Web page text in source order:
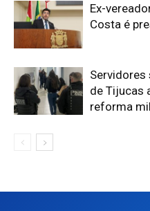
Ex-
Costa é
de Tijucas
reforma